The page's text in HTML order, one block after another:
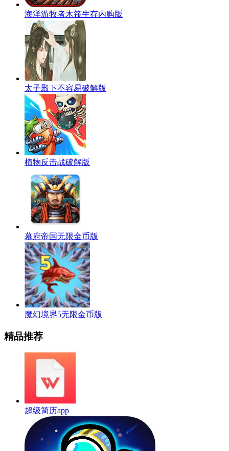
海洋游牧者木筏生存内购版
太子殿下不容易破解版
植物反击战破解版
幕府帝国无限金币版
魔幻境界5无限金币版
精品推荐
超级简历app